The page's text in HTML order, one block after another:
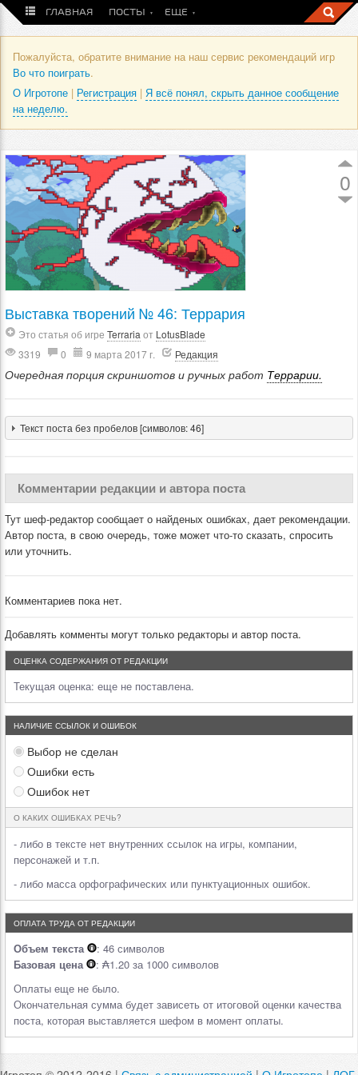
ГЛАВНАЯ ПОСТЫ ЕЩЕ
Пожалуйста, обратите внимание на наш сервис рекомендаций игр
Во что поиграть.
О Игротопе | Регистрация | Я всё понял, скрыть данное сообщение
на неделю.
0
Выставка творений № 46: Террария
Это статья об игре Terraria от LotusBlade
3319
0 9 марта 2017 г. Редакция
Очередная порция скриншотов и ручных работ Террарии.
Текст поста без пробелов [символов: 46]
Комментарии редакции и автора поста
Тут шеф-редактор сообщает о найденых ошибках, дает рекомендации.
Автор поста, в свою очередь, тоже может что-то сказать, спросить
или уточнить.
Комментариев пока нет.
Добавлять комменты могут только редакторы и автор поста.
ОЦЕНКА СОДЕРЖАНИЯ ОТ РЕДАКЦИИ
Текущая оценка: еще не поставлена.
НАЛИЧИЕ ССЫЛОК И ОШИБОК
Выбор не сделан
Ошибки есть
Ошибок нет
О КАКИХ ОШИБКАХ РЕЧЬ?
- либо в тексте нет внутренних ссылок на игры, компании,
персонажей и т.п.
- либо масса орфографических или пунктуационных ошибок.
ОПЛАТА ТРУДА ОТ РЕДАКЦИИ
Объем текста
: 46 символов
Базовая цена
: ₳1.20 за 1000 символов
Оплаты еще не было.
Окончательная сумма будет зависеть от итоговой оценки качества
поста, которая выставляется шефом в момент оплаты.